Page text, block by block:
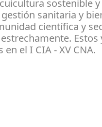
sostenible y
sanitaria y
científica y
Estos
el I CIA - XV CNA.